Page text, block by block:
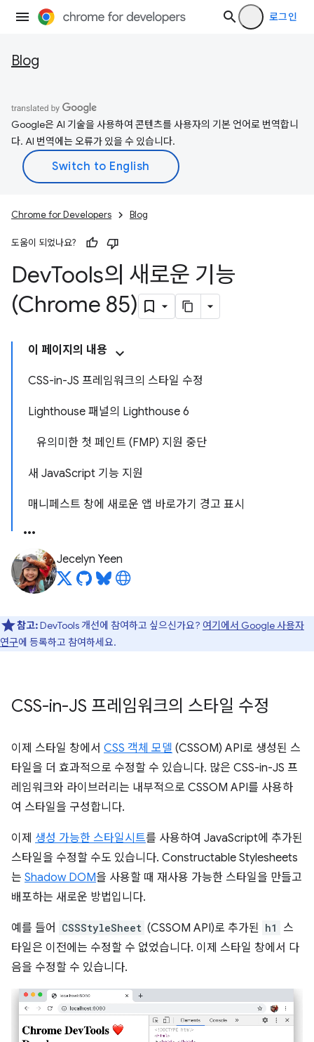
로그인
Blog
Google은 AI 기술을 사용하여 콘텐츠를 사용자의 기본 언어로 번역합니
다. AI 번역에는 오류가 있을 수 있습니다.
Chrome for Developers Blog
도움이 되었나요?
DevTools의 새로운 기능
(Chrome 85)
이 페이지의 내용
CSS-in-JS 프레임워크의 스타일 수정
Lighthouse 패널의 Lighthouse 6
유의미한 첫 페인트 (FMP) 지원 중단
새 JavaScript 기능 지원
매니페스트 창에 새로운 앱 바로가기 경고 표시
Jecelyn Yeen
참고:DevTools 개선에 참여하고 싶으신가요? 여기에서 Google 사용자
연구에 등록하고 참여하세요.
CSS-in-JS 프레임워크의 스타일 수정
이제 스타일 창에서 CSS 객체 모델 (CSSOM) API로 생성된 스
타일을 더 효과적으로 수정할 수 있습니다. 많은 CSS-in-JS 프
레임워크와 라이브러리는 내부적으로 CSSOM API를 사용하
여 스타일을 구성합니다.
이제 생성 가능한 스타일시트를 사용하여 JavaScript에 추가된
스타일을 수정할 수도 있습니다. Constructable Stylesheets
는 Shadow DOM을 사용할 때 재사용 가능한 스타일을 만들고
배포하는 새로운 방법입니다.
예를 들어 CSSStyleSheet (CSSOM API)로 추가된 h1 스
타일은 이전에는 수정할 수 없었습니다. 이제 스타일 창에서 다
음을 수정할 수 있습니다.